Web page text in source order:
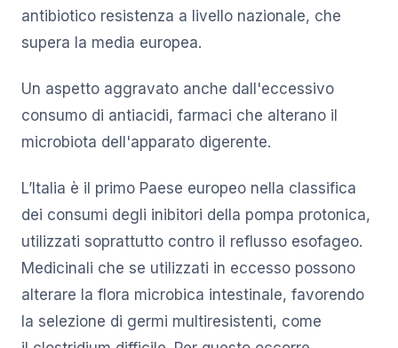
antibiotico resistenza a livello nazionale, che
supera la media europea.
Un aspetto aggravato anche dall'eccessivo
consumo di antiacidi, farmaci che alterano il
microbiota dell'apparato digerente.
L’Italia è il primo Paese europeo nella classifica
dei consumi degli inibitori della pompa protonica,
utilizzati soprattutto contro il reflusso esofageo.
Medicinali che se utilizzati in eccesso possono
alterare la flora microbica intestinale, favorendo
la selezione di germi multiresistenti, come